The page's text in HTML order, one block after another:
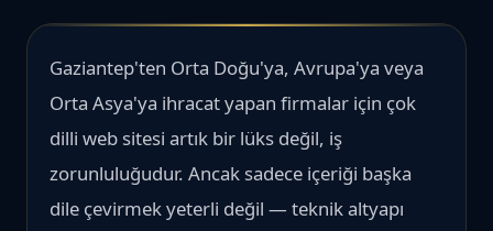
Gaziantep'ten Orta Doğu'ya, Avrupa'ya veya
Orta Asya'ya ihracat yapan firmalar için çok
dilli web sitesi artık bir lüks değil, iş
zorunluluğudur. Ancak sadece içeriği başka
dile çevirmek yeterli değil — teknik altyapı